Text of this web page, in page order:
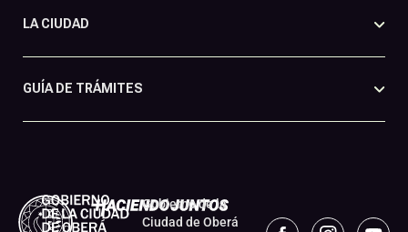
LA CIUDAD
GUÍA DE TRÁMITES
Gobierno de la
Ciudad de Oberá